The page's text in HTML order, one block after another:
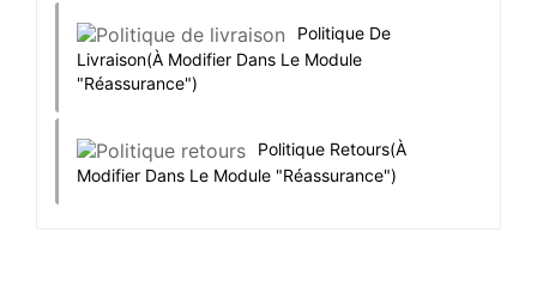
Politique De
Livraison(à Modifier Dans Le Module
"Réassurance")
Politique Retours(à
Modifier Dans Le Module "Réassurance")